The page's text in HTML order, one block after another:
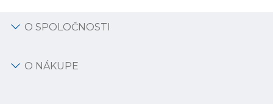
O SPOLOČNOSTI
O NÁKUPE